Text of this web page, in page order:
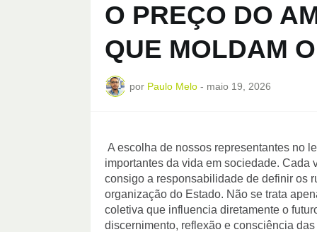
O PREÇO DO
QUE MOLDAM
por Paulo Melo - maio 19, 2026
A escolha de nossos representantes no
importantes da vida em sociedade. Cada
consigo a responsabilidade de definir os
organização do Estado. Não se trata
coletiva que influencia diretamente o
discernimento, reflexão e consciência